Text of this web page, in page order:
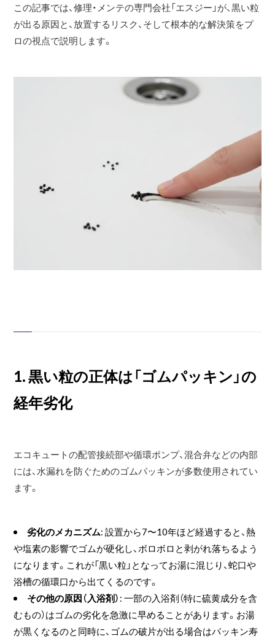
この記事では、修理・メンテの専門会社「エスジー」が、黒い粒
が出る原因と、放置するリスク、そして根本的な解決策をプ
ロの視点で説明します。
1. 黒い粒の正体は「ゴムパッキン」の
経年劣化
エコキュートの配管接続部や循環ポンプ、混合弁などの内部
には、水漏れを防ぐためのゴムパッキンが多数使用されてい
ます。
劣化のメカニズム: 設置から7〜10年ほど経過すると、熱
や塩素の影響でゴムが硬化し、ボロボロと剥がれ落ちるよう
になります。これが「黒い粒」となってお湯に混じり、蛇口や
浴槽の循環口から出てくるのです。
その他の原因（入浴剤）: 一部の入浴剤（特に硫黄成分を含
むもの）はゴムの劣化を急激に早めることがあります。お湯
が黒くなるのと同時に、ゴムの破片が出る場合はパッキン寿